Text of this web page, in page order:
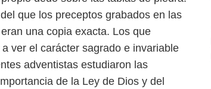
del que los preceptos grabados en las
una copia exacta. Los que
ver el carácter sagrado e invariable
adventistas estudiaron las
de la Ley de Dios y del